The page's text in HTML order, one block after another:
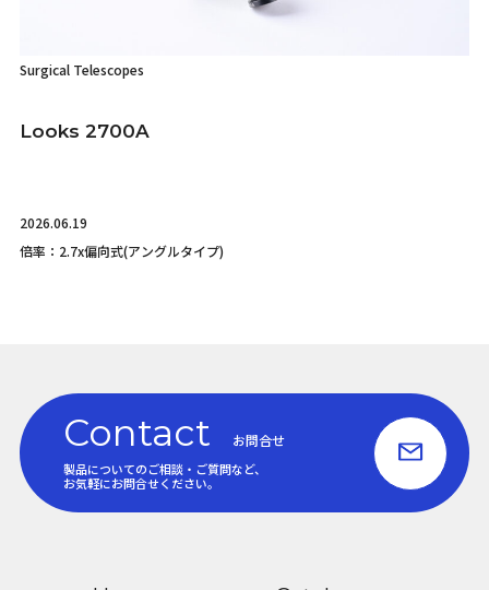
Surgical Telescopes
Looks 2700A
2026.06.19
倍率：2.7x偏向式(アングルタイプ)
Contact お問合せ
製品についてのご相談・ご質問など、
お気軽にお問合せください。